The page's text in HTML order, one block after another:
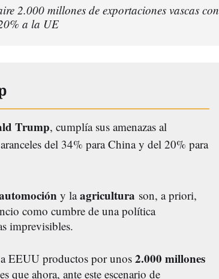
2.000 millones de exportaciones vascas con
a la UE
Trump, cumplía sus amenazas al
del 34% para China y del 20% para
y laagricultura son, a priori,
como cumbre de una política
imprevisibles.
a EEUU productos por unos 2.000 millones
que ahora, ante este escenario de